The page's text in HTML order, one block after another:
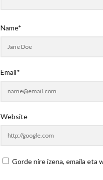
Name*
Email*
Website
Gorde nire izena, emaila eta